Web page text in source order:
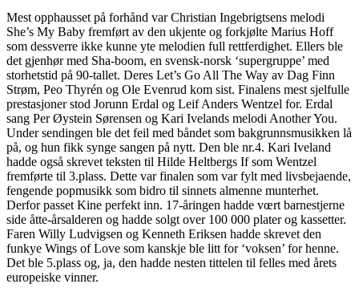
Mest opphausset på forhånd var Christian Ingebrigtsens melodi
She’s My Baby fremført av den ukjente og forkjølte Marius Hoff
som dessverre ikke kunne yte melodien full rettferdighet. Ellers ble
det gjenhør med Sha-boom, en svensk-norsk ‘supergruppe’ med
storhetstid på 90-tallet. Deres Let’s Go All The Way av Dag Finn
Strøm, Peo Thyrén og Ole Evenrud kom sist. Finalens mest sjelfulle
prestasjoner stod Jorunn Erdal og Leif Anders Wentzel for. Erdal
sang Per Øystein Sørensen og Kari Ivelands melodi Another You.
Under sendingen ble det feil med båndet som bakgrunnsmusikken lå
på, og hun fikk synge sangen på nytt. Den ble nr.4. Kari Iveland
hadde også skrevet teksten til Hilde Heltbergs If som Wentzel
fremførte til 3.plass. Dette var finalen som var fylt med livsbejaende,
fengende popmusikk som bidro til sinnets almenne munterhet.
Derfor passet Kine perfekt inn. 17-åringen hadde vœrt barnestjerne
side åtte-årsalderen og hadde solgt over 100 000 plater og kassetter.
Faren Willy Ludvigsen og Kenneth Eriksen hadde skrevet den
funkye Wings of Love som kanskje ble litt for ‘voksen’ for henne.
Det ble 5.plass og, ja, den hadde nesten tittelen til felles med årets
europeiske vinner.